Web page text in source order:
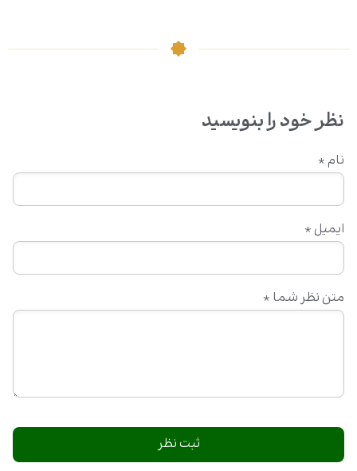
نظر خود را بنویسید
متن نظر شما *
نام *
ایمیل *